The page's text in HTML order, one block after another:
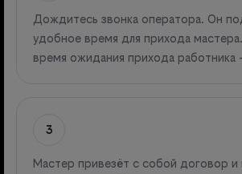
Дождитесь звонка оператора. Он
удобное время для прихода
время ожидания прихода работника
3
Мастер привезёт с собой договор